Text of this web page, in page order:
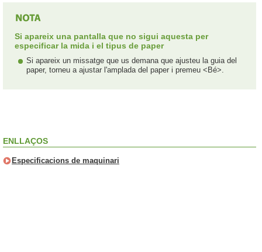
Si apareix una pantalla que no sigui aquesta per
especificar la mida i el tipus de paper
Si apareix un missatge que us demana que ajusteu la guia del
paper, torneu a ajustar l'amplada del paper i premeu <Bé>.
ENLLAÇOS
Especificacions de maquinari